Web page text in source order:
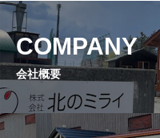
COMPANY
会社概要